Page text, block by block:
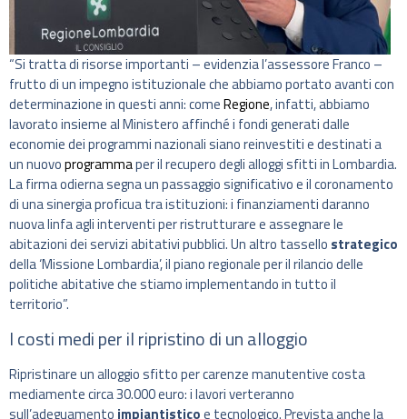
“Si tratta di risorse importanti – evidenzia l’assessore Franco –
frutto di un impegno istituzionale che abbiamo portato avanti con
determinazione in questi anni: comeRegione, infatti, abbiamo
lavorato insieme al Ministero affinché i fondi generati dalle
economie dei programmi nazionali siano reinvestiti e destinati a
un nuovoprogrammaper il recupero degli alloggi sfitti in Lombardia.
La firma odierna segna un passaggio significativo e il coronamento
di una sinergia proficua tra istituzioni: i finanziamenti daranno
nuova linfa agli interventi per ristrutturare e assegnare le
abitazioni dei servizi abitativi pubblici. Un altro tassello strategico
della ‘Missione Lombardia’, il piano regionale per il rilancio delle
politiche abitative che stiamo implementando in tutto il
territorio”.
I costi medi per il ripristino di un alloggio
Ripristinare un alloggio sfitto per carenze manutentive costa
mediamente circa 30.000 euro: i lavori verteranno
sull’adeguamento impiantisticoe tecnologico. Prevista anche la